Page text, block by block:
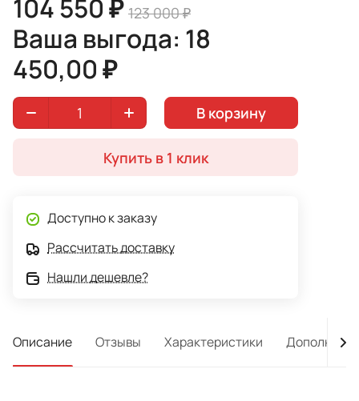
104 550 ₽ 123 000 ₽
Ваша выгода: 18
450,00 ₽
В корзину
Купить в 1 клик
Доступно к заказу
Рассчитать доставку
Нашли дешевле?
Описание Отзывы Характеристики